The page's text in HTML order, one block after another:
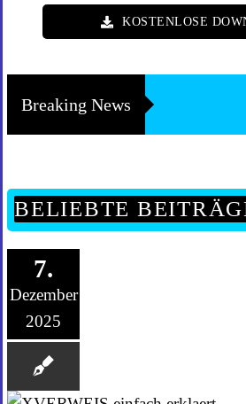
KOSTENLOSE
Breaking News
BELIEBTE
7.
Dezember
2025